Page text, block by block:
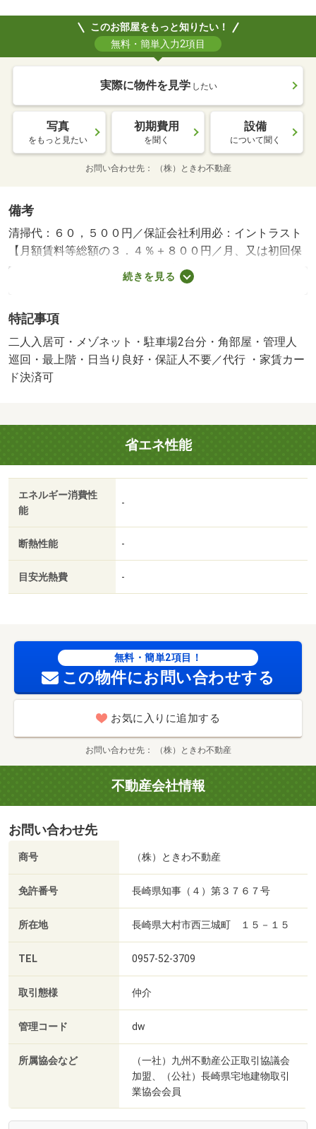
このお部屋をもっと知りたい！
無料・簡単入力2項目
実際に物件を見学 したい
写真
をもっと見たい
初期費用
を聞く
設備
について聞く
お問い合わせ先 （株）ときわ不動産
備考
清掃代：６０，５００円／保証会社利用必：イントラスト
【月額賃料等総額の３．４％＋８００円／月、又は初回保
証料３５，０００円、月額賃料等総額の１％＋８００円／
月】／仲介手数料１．１ヶ月／普通借家２年／単身者可／
証人不要■火災保険料不要■更新料：賃料の１ヶ月／２年／
バストイレ別／バルコニー／エアコン／ガスコンロ対応／
フローリング／ＴＶインターホン／室内洗濯置／陽当り良
好／シューズボックス／システムキッチン／南向き／角住
２台可／二人入居相談／全居室フローリング／メゾネット
／ネット専用回線／駅まで平坦／ネット使用料不要／床下
収納／内階段／平坦地／納戸／南面リビング／敷地内ごみ
置き場／平面駐車場／都市ガス／南面バルコニー／室内物
干機／家賃カード決済可／通風良好／巡回管理／市立大村
市民病院まで３３４ｍ／ローソン大村古賀島町店まで３３
ｍ／ローソン大村古賀島町店（コンビニ）まで３３９ｍ／
ドラッグストアモリ大村店（ドラッグストア）まで２５２
ｍ／ベスト電器大村店（ホームセンター）まで９９ｍ／市
戸数:4戸
続きを見る
特記事項
二人入居可・メゾネット・駐車場2台分・角部屋・管理人
巡回・最上階・日当り良好・保証人不要／代行 ・家賃カー
ド決済可
省エネ性能
エネルギー消費性
能
-
断熱性能 -
目安光熱費 -
無料・簡単2項目！
この物件にお問い合わせする
お気に入りに追加する
お問い合わせ先 （株）ときわ不動産
不動産会社情報
お問い合わせ先
商号 （株）ときわ不動産
免許番号 長崎県知事（４）第３７６７号
所在地 長崎県大村市西三城町 １５－１５
TEL 0957-52-3709
取引態様 仲介
管理コード dw
所属協会など
（一社）九州不動産公正取引協議会
加盟、（公社）長崎県宅地建物取引
業協会会員